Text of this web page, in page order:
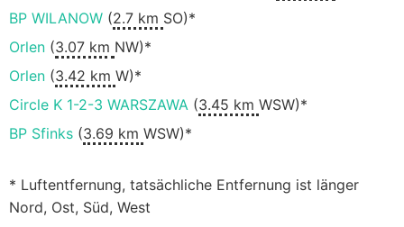
BP WILANOW (2.7 km SO)*
Orlen (3.07 km NW)*
Orlen (3.42 km W)*
Circle K 1-2-3 WARSZAWA (3.45 km WSW)*
BP Sfinks (3.69 km WSW)*
* Luftentfernung, tatsächliche Entfernung ist länger
Nord, Ost, Süd, West